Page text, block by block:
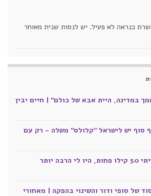
כנראה לא פעיל. יש לנסות שנית מאוחר
במדינה, היית אבא של כולם" | חיים יבין
סוף יש לישראל "קלולס" משלה - רק עם
"אני מאמינה שאם הייתי 50 קילו פחות, היו לי הרבה יותר
של סופי ודור והשינוי בהפקה | מאחורי